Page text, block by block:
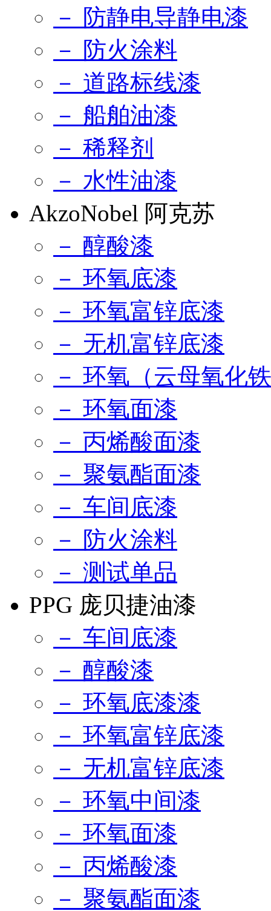
－ 防静电导静电漆
－ 防火涂料
－ 道路标线漆
－ 船舶油漆
－ 稀释剂
－ 水性油漆
AkzoNobel 阿克苏
－ 醇酸漆
－ 环氧底漆
－ 环氧富锌底漆
－ 无机富锌底漆
－ 环氧（云母氧化
－ 环氧面漆
－ 丙烯酸面漆
－ 聚氨酯面漆
－ 车间底漆
－ 防火涂料
－ 测试单品
PPG 庞贝捷油漆
－ 车间底漆
－ 醇酸漆
－ 环氧底漆漆
－ 环氧富锌底漆
－ 无机富锌底漆
－ 环氧中间漆
－ 环氧面漆
－ 丙烯酸漆
－ 聚氨酯面漆